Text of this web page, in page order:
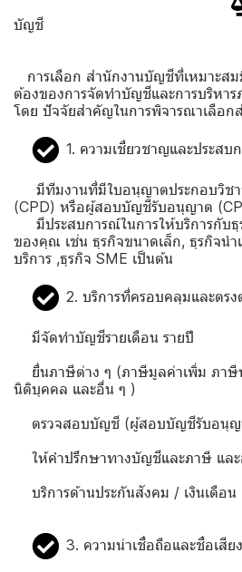
บัญชี
การเลือก สำนักงานบัญชีที่เหมาะส
ต้องของการจัดทำบัญชีและการบริหา
โดย ปัจจัยสำคัญในการพิจารณาเลือ
1. ความเชี่ยวชาญและประสบ
มีทีมงานที่มีใบอนุญาตประกอบวิช
(CPD) หรือผู้สอบบัญชีรับอนุญาต
มีประสบการณ์ในการให้บริการกับ
ของคุณ เช่น ธุรกิจขนาดเล็ก, ธุรกิ
บริการ ,ธุรกิจ SME เป็นต้น
2. บริการที่ครอบคลุมและตร
มีจัดทำบัญชีรายเดือน รายปี
ยื่นภาษีต่าง ๆ (ภาษีมูลค่าเพิ่ม ภา
นิติบุคคล และอื่น ๆ )
ตรวจสอบบัญชี (ผู้สอบบัญชีรับอนุญ
ให้คำปรึกษาทางบัญชีและภาษี แล
บริการด้านประกันสังคม / เงินเดือน
3. ความน่าเชื่อถือและชื่อเสียง